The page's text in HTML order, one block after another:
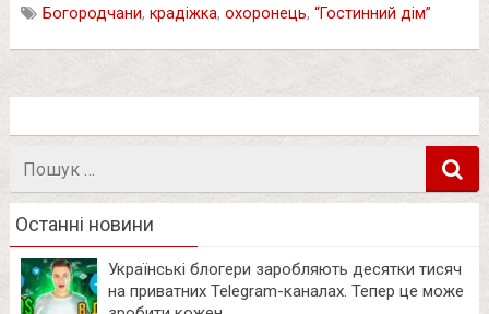
Богородчани, крадіжка, охоронець, “Гостинний дім”
Останні новини
Українські блогери заробляють десятки тисяч
на приватних Telegram-каналах. Тепер це може